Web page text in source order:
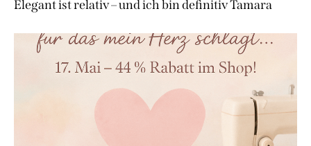
Elegant ist relativ – und ich bin definitiv Tamara